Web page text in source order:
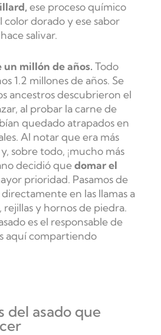
ese proceso químico
color dorado y ese sabor
salivar.
un millón de años. Todo
1.2 millones de años. Se
ancestros descubrieron el
al probar la carne de
quedado atrapados en
Al notar que era más
sobre todo, ¡mucho más
decidió quedomar el
prioridad. Pasamos de
en las llamas a
rejillas y hornos de piedra.
es el responsable de
aquí compartiendo
del asado que